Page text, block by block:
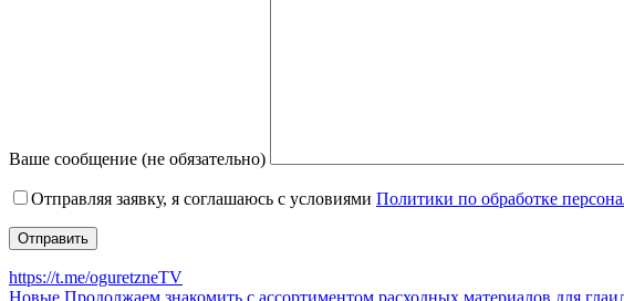
Ваше сообщение (не обязательно)
Отправляя заявку, я соглашаюсь с условиями Политики по обработке
https://t.me/oguretzneTV
Новые Продолжаем знакомить с ассортиментом расходных материалов для